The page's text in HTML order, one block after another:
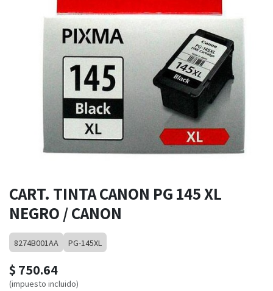
CART. TINTA CANON PG 145 XL
NEGRO / CANON
8274B001AA PG-145XL
$ 750.64
(impuesto incluido)